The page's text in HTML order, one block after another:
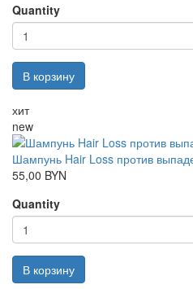
Quantity
В корзину
хит
new
Шампунь Hair Loss против
55,00 BYN
Quantity
В корзину